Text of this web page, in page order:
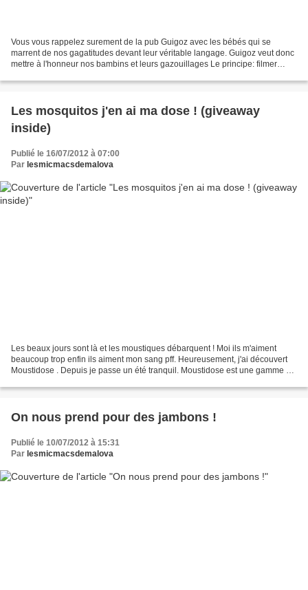
Vous vous rappelez surement de la pub Guigoz avec les bébés qui se
marrent de nos gagatitudes devant leur véritable langage. Guigoz veut donc
mettre à l'honneur nos bambins et leurs gazouillages Le principe: filmer
Les mosquitos j'en ai ma dose ! (giveaway
inside)
Publié le 16/07/2012 à 07:00
Par lesmicmacsdemalova
Les beaux jours sont là et les moustiques débarquent ! Moi ils m'aiment
beaucoup trop enfin ils aiment mon sang pff. Heureusement, j'ai découvert
Moustidose . Depuis je passe un été tranquil. Moustidose est une gamme de
On nous prend pour des jambons !
Publié le 10/07/2012 à 15:31
Par lesmicmacsdemalova